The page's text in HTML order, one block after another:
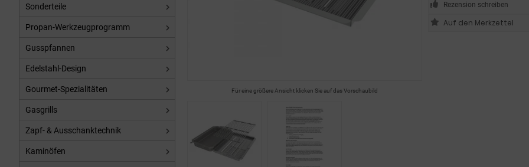
Für eine größere Ansicht klicken Sie auf das Vorschaubild
Rezension schreiben
Sonderteile
Propan-Werkzeugprogramm
Gusspfannen
Edelstahl-Design
Gourmet-Spezialitäten
Gasgrills
Zapf- & Ausschanktechnik
Kaminöfen